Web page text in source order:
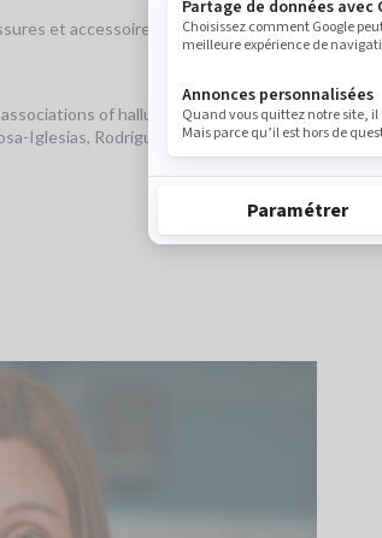
et accessoires dédiée à la prise en charge
of hallux valgus in a primary care
Iglesias, Rodríguez-Sanz, Calvo-Lobo, and